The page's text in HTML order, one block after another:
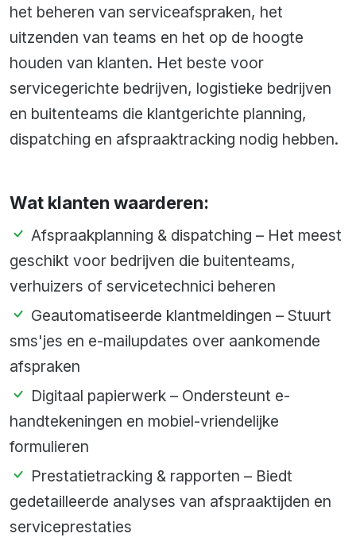
het beheren van serviceafspraken, het
uitzenden van teams en het op de hoogte
houden van klanten. Het beste voor
servicegerichte bedrijven, logistieke bedrijven
en buitenteams die klantgerichte planning,
dispatching en afspraaktracking nodig hebben.
Wat klanten waarderen:
Afspraakplanning & dispatching – Het meest
geschikt voor bedrijven die buitenteams,
verhuizers of servicetechnici beheren
Geautomatiseerde klantmeldingen – Stuurt
sms'jes en e-mailupdates over aankomende
afspraken
Digitaal papierwerk – Ondersteunt e-
handtekeningen en mobiel-vriendelijke
formulieren
Prestatietracking & rapporten – Biedt
gedetailleerde analyses van afspraaktijden en
serviceprestaties